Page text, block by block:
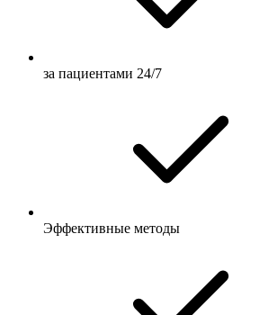
за пациентами 24/7
Эффективные методы